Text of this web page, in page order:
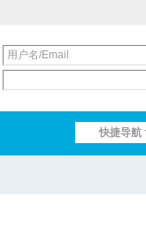
快捷导航